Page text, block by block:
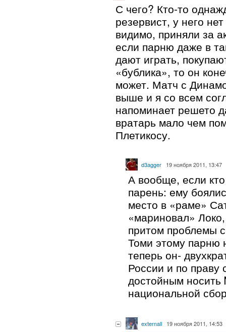
С чего? Кто-то
резервист, у него
видимо, приняли за
если парню даже в
дают играть,
«бублика», то он
может. Матч с
выше и я со всем
напоминает решето
вратарь мало чем
Плетикосу.
d3agger 19 ноября 2011, 13:47
А вообще, если
парень: ему
место в «раме»
«мариновал»
притом проблемы
Томи этому парню
теперь он-
России и по праву
достойным
национальной
externall 19 ноября 2011, 14:53